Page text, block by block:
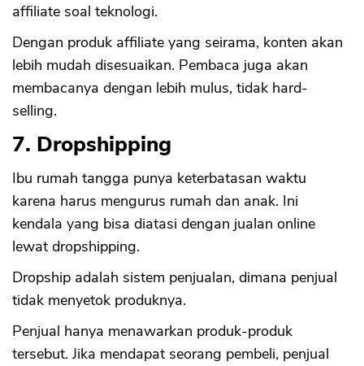
affiliate soal teknologi.
Dengan produk affiliate yang seirama, konten akan
lebih mudah disesuaikan. Pembaca juga akan
membacanya dengan lebih mulus, tidak hard-
selling.
7. Dropshipping
Ibu rumah tangga punya keterbatasan waktu
karena harus mengurus rumah dan anak. Ini
kendala yang bisa diatasi dengan jualan online
lewat dropshipping.
Dropship adalah sistem penjualan, dimana penjual
tidak menyetok produknya.
Penjual hanya menawarkan produk-produk
tersebut. Jika mendapat seorang pembeli, penjual